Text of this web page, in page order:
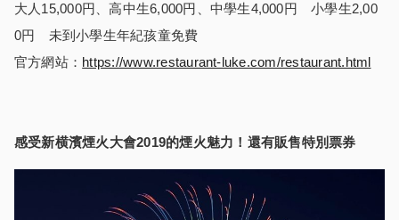
大人15,000円、高中生6,000円、中學生4,000円 小學生2,00
0円 未到小學生年紀孩童免費
官方網站： https://www.restaurant-luke.com/restaurant.html
感受新横濱煙火大會2019的煙火魅力！還有販售特別票券